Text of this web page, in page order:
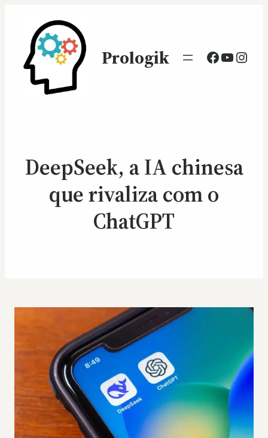
Prologik Facebook
DeepSeek, a IA chinesa
que rivaliza com o
ChatGPT